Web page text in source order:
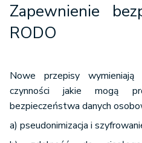
Zapewnienie
RODO
Nowe przepisy wymieniają
czynności jakie mogą
bezpieczeństwa danych
a) pseudonimizacja i